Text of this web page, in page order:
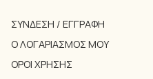
ΣΎΝΔΕΣΗ / ΕΓΓΡΑΦΉ
Ο ΛΟΓΑΡΙΑΣΜΌΣ ΜΟΥ
ΌΡΟΙ ΧΡΉΣΗΣ